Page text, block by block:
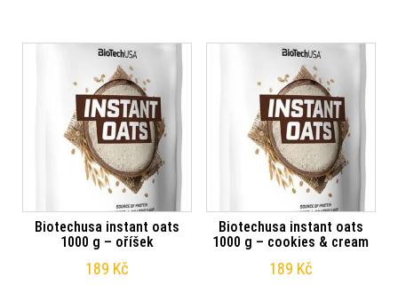
Biotechusa instant oats
1000 g – oříšek
189 Kč
Biotechusa instant oats
1000 g – cookies & cream
189 Kč